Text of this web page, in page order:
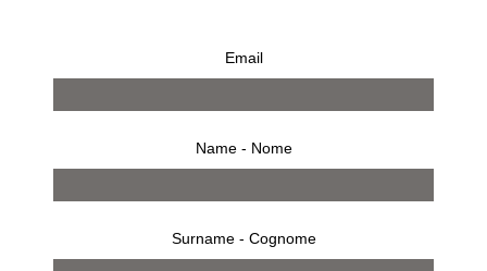
Email
Name - Nome
Surname - Cognome